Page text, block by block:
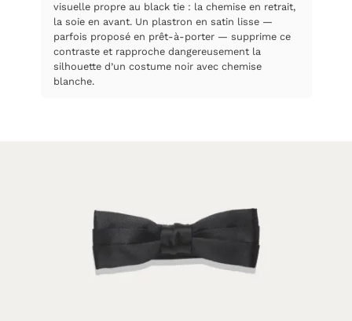
visuelle propre au black tie : la chemise en retrait,
la soie en avant. Un plastron en satin lisse —
parfois proposé en prêt-à-porter — supprime ce
contraste et rapproche dangereusement la
silhouette d’un costume noir avec chemise
blanche.